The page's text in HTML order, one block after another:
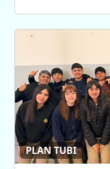
PLAN TUBI